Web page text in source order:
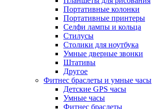
Портативные колонки
Портативные принтеры
Селфи лампы и кольца
Стилусы
Столики для ноутбука
Умные дверные звонки
Штативы
Другое
Фитнес браслеты и умные часы
Детские GPS часы
Умные часы
Фитнес браслеты